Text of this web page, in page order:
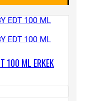
100 ML ERKEK